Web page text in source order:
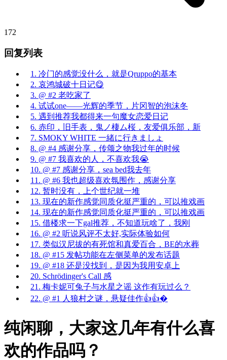
172
回复列表
1. 冷门的感觉没什么，就是Qruppo的基本
2. 哀鸿城破十日记😋
3. @ #2 老吃家了
4. 试试one——光辉的季节，片冈智的泡沫冬
5. 遇到推荐我都得来一句魔女恋爱日记
6. 赤印，旧手表，鬼ノ棲ム桜，友爱俱乐部，新
7. SMOKY WHITE 一緒に行きましょ
8. @ #4 感谢分享，传颂之物我过年的时候
9. @ #7 我喜欢的人，不喜欢我😭
10. @ #7 感谢分享，sea bed我去年
11. @ #6 我也超级喜欢氛围作，感谢分享
12. 暂时没有，上个世纪就一堆
13. 现在的新作感觉同质化挺严重的，可以推戏画
14. 现在的新作感觉同质化挺严重的，可以推戏画
15. 借楼求一下gal推荐，不知道玩啥了，我刚
16. @ #2 听说风评不太好,实际体验如何
17. 类似汉尼拔的有死馆和真爱百合，BE的水葬
18. @ #15 发帖功能在左侧菜单的发布话题
19. @ #18 还是没找到，是因为我用安卓上
20. Schrödinger's Call 感
21. 梅卡妮可兔子与水星之谣 这作有玩过么？
22. @ #1 人狼村之谜，悬疑佳作👍👍�
纯闲聊，大家这几年有什么喜
欢的作品吗？